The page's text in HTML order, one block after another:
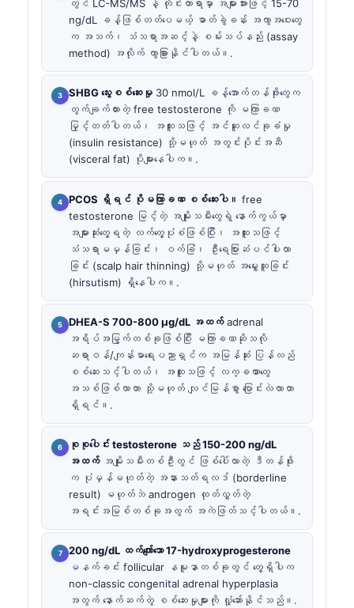
တွင် LC-MS/MS နဲ့ တိုင်းတာရာမှာ အများအားဖြင့် 15-70
ng/dL ခန့်ဖြစ်တတ်ပေမယ့် ဓာတ်ခွဲခန်း အကွာအဝေးတွေ
က အသက်၊ သံသရာအဆင့်နဲ့ စမ်းသပ်နည်း (assay
method) အလိုက် ကွာခြားနိုင်ပါတယ်။.
SHBG သွေးစစ်ဆေးမှု 30 nmol/L ခန့်အောက်တန်ဖိုးတွေက
တွက်ချက်ထားတဲ့ free testosterone ကို မကြာခဏ
မြှင့်တတ်ပါတယ်၊ အထူးသဖြင့် အင်ဆူလင်ခုခံမှု
(insulin resistance) သို့မဟုတ် အတွင်းပိုင်းအဆီ
(visceral fat) ပိုများနေပါက။.
PCOS ရှိရင် ပိုမကြာခဏ စစ်ဆေးပါ။ free
testosterone မြင့်တဲ့ အမျိုးသမီးတွေရဲ့ နောက်ကွယ်မှာ
အများဆုံးတွေ့ရတဲ့ လက်တွေ့ပုံစံဖြစ်ပြီး၊ အထူးသဖြင့်
သံသရာမမှန်ခြင်း၊ ဝက်ခြံ၊ ဦးရေပြားဆံပင်ပါးလာ
ခြင်း (scalp hair thinning) သို့မဟုတ် အမွှေးထူခြင်း
(hirsutism) ရှိနေပါက။.
DHEA-S 700-800 µg/dL အထက်adrenal
အရိပ်အမြွက်တစ်ခုဖြစ်ပြီး မကြာခဏဆိုသလို
ဆရာဝန်/ကျန်းမာရေးပညာရှင်က အမြန်ဆုံး ပြန်လည်
စစ်ဆေးသင့်ပါတယ်၊ အထူးသဖြင့် လက္ခဏာတွေ
အသစ်ဖြစ်လာတာ သို့မဟုတ် လျင်မြန်စွာ ပြောင်းလဲလာတာ
ရှိရင်။.
စုစုပေါင်း testosterone သည် 150-200 ng/dL
အထက်အမျိုးသမီးတစ်ဦးတွင် ဖြစ်ပေါ်လာတဲ့ ဒီတန်ဖိုး
က ပုံမှန်မဟုတ်တဲ့ အနားသတ်ရလဒ် (borderline
result) မဟုတ်ဘဲ androgen ထုတ်လွှတ်တဲ့
အရင်းအမြစ်တစ်ခုအတွက် အကဲဖြတ်သင့်ပါတယ်။.
200 ng/dL ထက်ကျော်သော 17-hydroxyprogesterone
မနက်ခင်း follicular နမူနာတစ်ခုတွင် တွေ့ရှိပါက
non-classic congenital adrenal hyperplasia
အတွက် နောက်ဆက်တွဲ စစ်ဆေးမှုများကို လှုံ့ဆော်နိုင်သည်။.